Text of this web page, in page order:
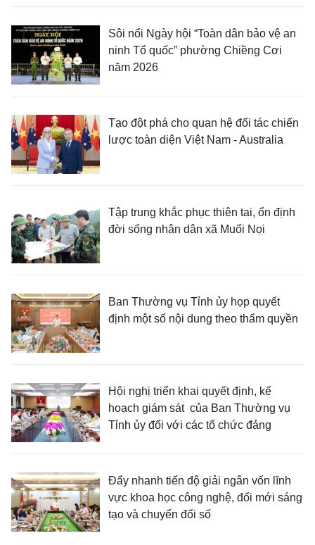
Sôi nổi Ngày hội “Toàn dân bảo vệ an
ninh Tổ quốc” phường Chiềng Cơi
năm 2026
Tạo đột phá cho quan hệ đối tác chiến
lược toàn diện Việt Nam - Australia
Tập trung khắc phục thiên tai, ổn định
đời sống nhân dân xã Muổi Nọi
Ban Thường vụ Tỉnh ủy họp quyết
định một số nội dung theo thẩm quyền
Hội nghị triển khai quyết định, kế
hoạch giám sát của Ban Thường vụ
Tỉnh ủy đối với các tổ chức đảng
Đẩy nhanh tiến độ giải ngân vốn lĩnh
vực khoa học công nghệ, đổi mới sáng
tạo và chuyển đổi số